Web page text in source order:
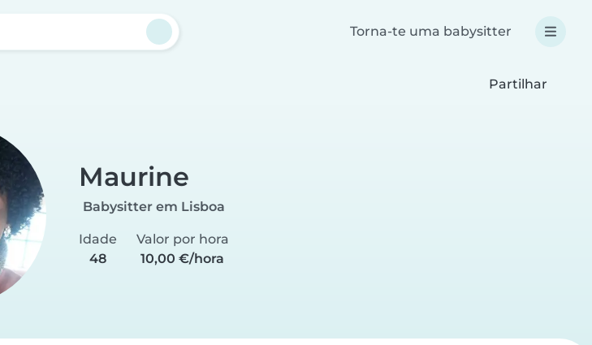
Torna-te uma babysitter
Partilhar
Maurine
Babysitter em Lisboa
Idade
48
Valor por hora
10,00 €/hora